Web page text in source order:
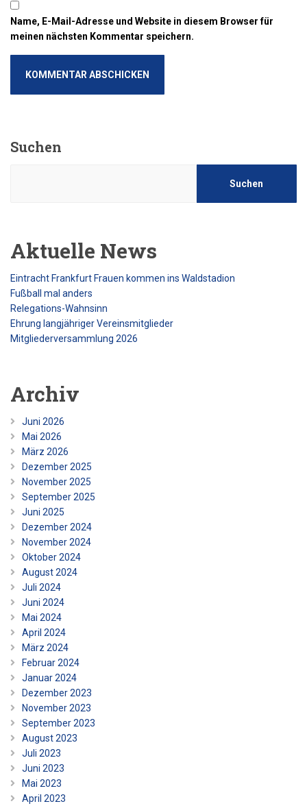
Name, E-Mail-Adresse und Website in diesem Browser für
meinen nächsten Kommentar speichern.
Suchen
Suchen
Aktuelle News
Eintracht Frankfurt Frauen kommen ins Waldstadion
Fußball mal anders
Relegations-Wahnsinn
Ehrung langjähriger Vereinsmitglieder
Mitgliederversammlung 2026
Archiv
Juni 2026
Mai 2026
März 2026
Dezember 2025
November 2025
September 2025
Juni 2025
Dezember 2024
November 2024
Oktober 2024
August 2024
Juli 2024
Juni 2024
Mai 2024
April 2024
März 2024
Februar 2024
Januar 2024
Dezember 2023
November 2023
September 2023
August 2023
Juli 2023
Juni 2023
Mai 2023
April 2023